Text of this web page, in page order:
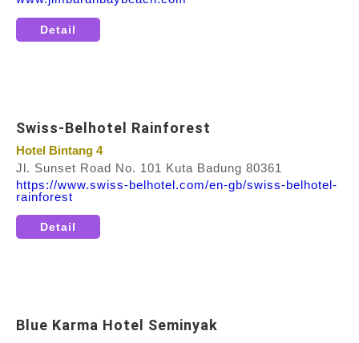
Detail
Swiss-Belhotel Rainforest
Hotel Bintang 4
Jl. Sunset Road No. 101 Kuta Badung 80361
https://www.swiss-belhotel.com/en-gb/swiss-belhotel-
rainforest
Detail
Blue Karma Hotel Seminyak